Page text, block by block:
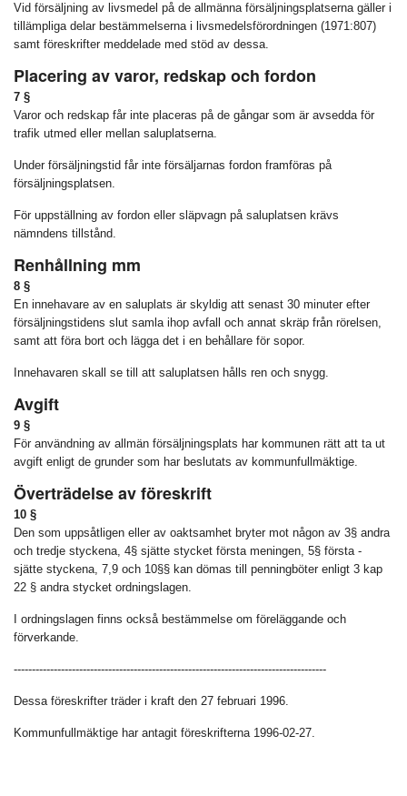
Vid försäljning av livsmedel på de allmänna försäljningsplatserna gäller i
tillämpliga delar bestämmelserna i livsmedelsförordningen (1971:807)
samt föreskrifter meddelade med stöd av dessa.
Placering av varor, redskap och fordon
7 §
Varor och redskap får inte placeras på de gångar som är avsedda för
trafik utmed eller mellan saluplatserna.
Under försäljningstid får inte försäljarnas fordon framföras på
försäljningsplatsen.
För uppställning av fordon eller släpvagn på saluplatsen krävs
nämndens tillstånd.
Renhållning mm
8 §
En innehavare av en saluplats är skyldig att senast 30 minuter efter
försäljningstidens slut samla ihop avfall och annat skräp från rörelsen,
samt att föra bort och lägga det i en behållare för sopor.
Innehavaren skall se till att saluplatsen hålls ren och snygg.
Avgift
9 §
För användning av allmän försäljningsplats har kommunen rätt att ta ut
avgift enligt de grunder som har beslutats av kommunfullmäktige.
Överträdelse av föreskrift
10 §
Den som uppsåtligen eller av oaktsamhet bryter mot någon av 3§ andra
och tredje styckena, 4§ sjätte stycket första meningen, 5§ första -
sjätte styckena, 7,9 och 10§§ kan dömas till penningböter enligt 3 kap
22 § andra stycket ordningslagen.
I ordningslagen finns också bestämmelse om föreläggande och
förverkande.
--------------------------------------------------------------------------------------
Dessa föreskrifter träder i kraft den 27 februari 1996.
Kommunfullmäktige har antagit föreskrifterna 1996-02-27.